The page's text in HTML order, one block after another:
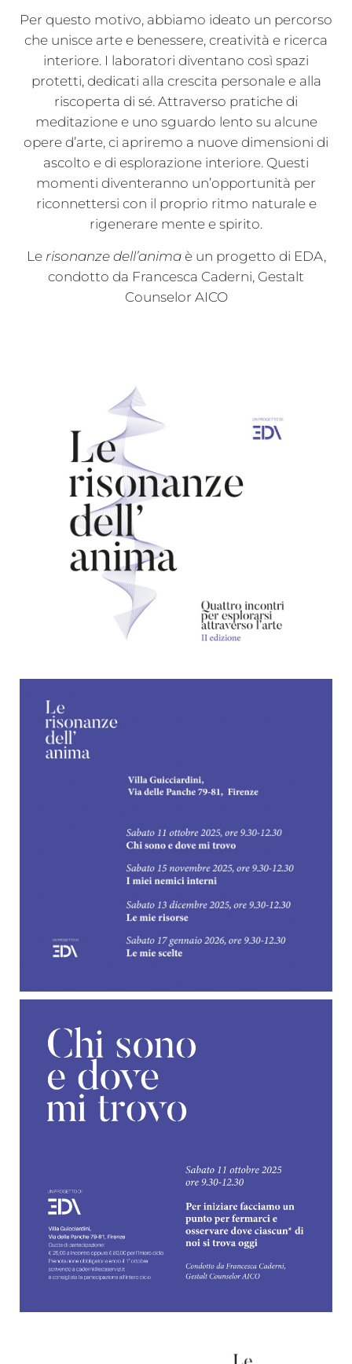
Per questo motivo, abbiamo ideato un percorso
che unisce arte e benessere, creatività e ricerca
interiore. I laboratori diventano così spazi
protetti, dedicati alla crescita personale e alla
riscoperta di sé. Attraverso pratiche di
meditazione e uno sguardo lento su alcune
opere d’arte, ci apriremo a nuove dimensioni di
ascolto e di esplorazione interiore. Questi
momenti diventeranno un’opportunità per
riconnettersi con il proprio ritmo naturale e
rigenerare mente e spirito.
Le risonanze dell’animaè un progetto di EDA,
condotto da Francesca Caderni, Gestalt
Counselor AICO